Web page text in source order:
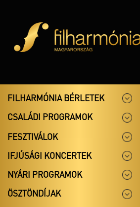
FILHARMÓNIA BÉRLETEK
CSALÁDI PROGRAMOK
FESZTIVÁLOK
IFJÚSÁGI KONCERTEK
NYÁRI PROGRAMOK
ÖSZTÖNDÍJAK